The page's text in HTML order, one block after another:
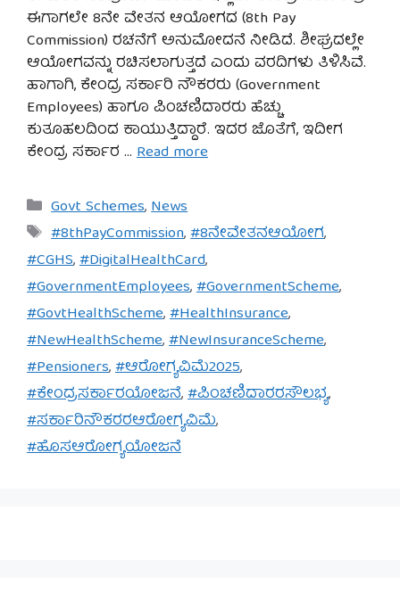
ಈಗಾಗಲೇ 8ನೇ ವೇತನ ಆಯೋಗದ (8th Pay
Commission) ರಚನೆಗೆ ಅನುಮೋದನೆ ನೀಡಿದೆ. ಶೀಘ್ರದಲ್ಲೇ
ಆಯೋಗವನ್ನು ರಚಿಸಲಾಗುತ್ತದೆ ಎಂದು ವರದಿಗಳು ತಿಳಿಸಿವೆ.
ಹಾಗಾಗಿ, ಕೇಂದ್ರ ಸರ್ಕಾರಿ ನೌಕರರು (Government
Employees) ಹಾಗೂ ಪಿಂಚಣಿದಾರರು ಹೆಚ್ಚು
ಕುತೂಹಲದಿಂದ ಕಾಯುತ್ತಿದ್ದಾರೆ. ಇದರ ಜೊತೆಗೆ, ಇದೀಗ
ಕೇಂದ್ರ ಸರ್ಕಾರ … Read more
Categories
Govt Schemes,News
Tags
#8thPayCommission,#8ನೇವೇತನಆಯೋಗ,
#CGHS,#DigitalHealthCard,
#GovernmentEmployees,#GovernmentScheme,
#GovtHealthScheme,#HealthInsurance,
#NewHealthScheme,#NewInsuranceScheme,
#Pensioners,#ಆರೋಗ್ಯವಿಮೆ2025,
#ಕೇಂದ್ರಸರ್ಕಾರಯೋಜನೆ,#ಪಿಂಚಣಿದಾರರಸೌಲಭ್ಯ,
#ಸರ್ಕಾರಿನೌಕರರಆರೋಗ್ಯವಿಮೆ,
#ಹೊಸಆರೋಗ್ಯಯೋಜನೆ